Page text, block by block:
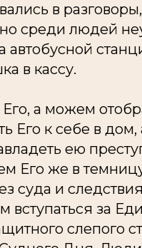
в
среди людей
автобусной
в кассу.
а можем
Его к себе в дом,
ею
Его же в
суда и
за
слепого